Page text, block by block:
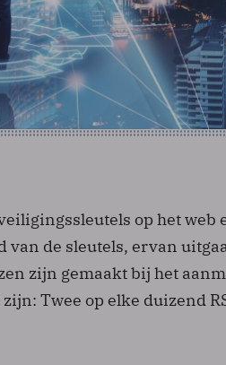
op het web
de sleutels, ervan
zijn gemaakt bij het
Twee op elke duizend